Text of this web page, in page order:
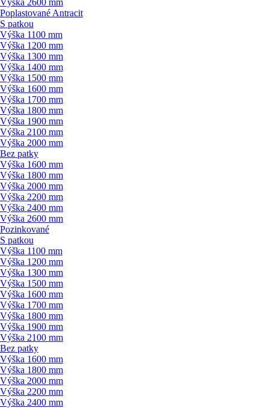
Výška 2600 mm
Poplastované Antracit
S patkou
Výška 1100 mm
Výška 1200 mm
Výška 1300 mm
Výška 1400 mm
Výška 1500 mm
Výška 1600 mm
Výška 1700 mm
Výška 1800 mm
Výška 1900 mm
Výška 2100 mm
Výška 2000 mm
Bez patky
Výška 1600 mm
Výška 1800 mm
Výška 2000 mm
Výška 2200 mm
Výška 2400 mm
Výška 2600 mm
Pozinkované
S patkou
Výška 1100 mm
Výška 1200 mm
Výška 1300 mm
Výška 1500 mm
Výška 1600 mm
Výška 1700 mm
Výška 1800 mm
Výška 1900 mm
Výška 2100 mm
Bez patky
Výška 1600 mm
Výška 1800 mm
Výška 2000 mm
Výška 2200 mm
Výška 2400 mm